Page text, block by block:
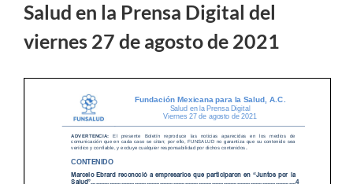
Salud en la Prensa Digital del
viernes 27 de agosto de 2021